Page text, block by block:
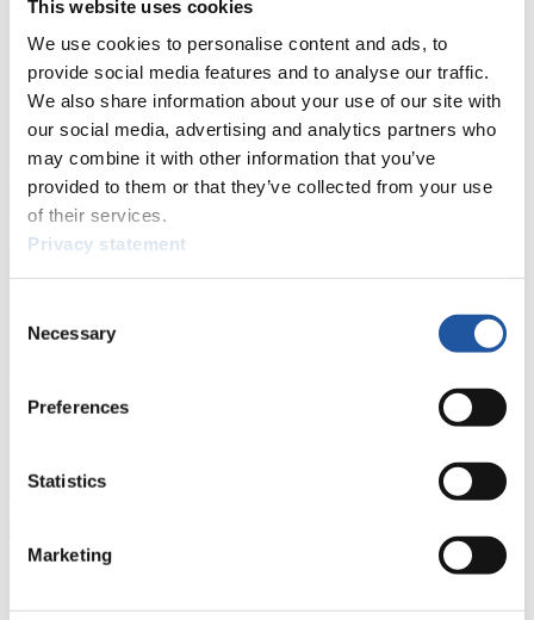
This website uses cookies
We use cookies to personalise content and ads, to
provide social media features and to analyse our traffic.
We also share information about your use of our site with
our social media, advertising and analytics partners who
may combine it with other information that you’ve
provided to them or that they’ve collected from your use
of their services.
Privacy statement
Selection
Necessary
Preferences
Statistics
Marketing
Für Presse- und Medienvertreter
Hier finden Sie Informationen für Presse- und Medienvertreter. Sie
haben Zugriff auf Athletenbiographien und Informationen zu
Wettkämpfen. Außerdem können Sie Ihre Medienakkreditierung
beantragen, die Grundregeln des Rennrodelsports einsehen und
allgemeine Neuigkeiten einholen.
>> Weiter
aktuelle Regelwerk sowie Richtlinien zu Wettkämpfen, Anti-Doping
und Fairplay nachlesen, auf Athletenbiographien zugreifen,
Ausschreibungen für Wettkämpfe herunterladen, sowie auf die
>> Weiter